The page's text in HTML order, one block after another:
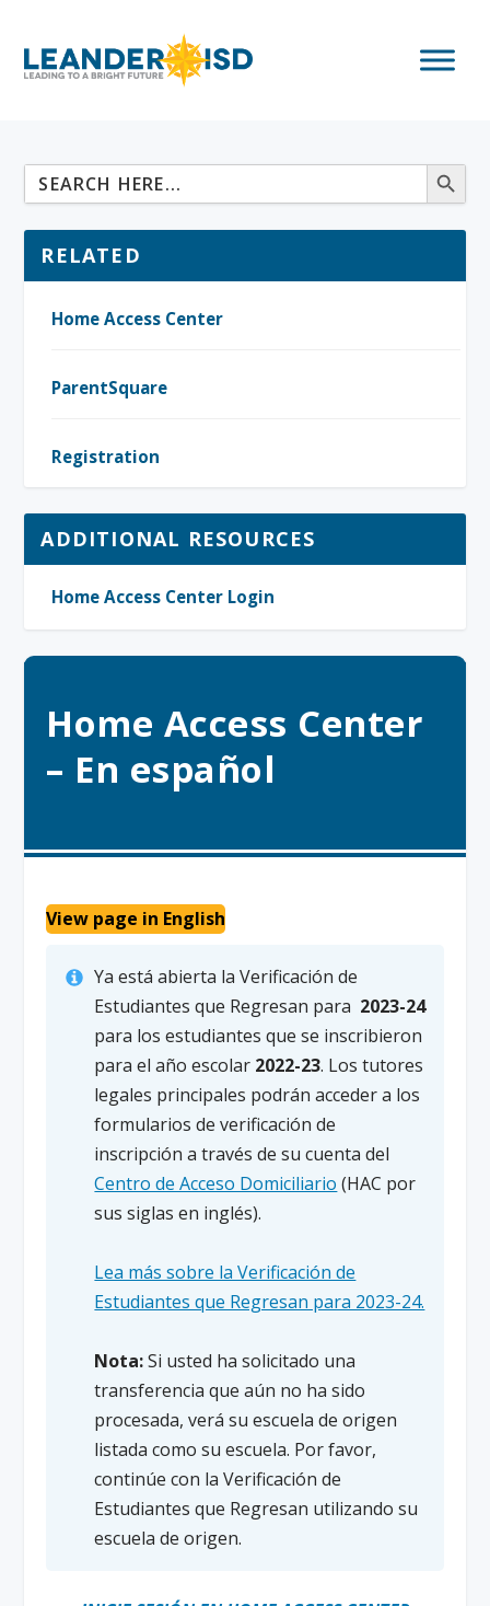
Home Access Center
– En español
View page in English
Ya está abierta la Verificación de
Estudiantes que Regresan para 2023-24
para los estudiantes que se inscribieron
para el año escolar 2022-23. Los tutores
legales principales podrán acceder a los
formularios de verificación de
inscripción a través de su cuenta del
Centro de Acceso Domiciliario (HAC por
sus siglas en inglés).
Lea más sobre la Verificación de
Estudiantes que Regresan para 2023-24.
Nota:Si usted ha solicitado una
transferencia que aún no ha sido
procesada, verá su escuela de origen
listada como su escuela. Por favor,
continúe con la Verificación de
Estudiantes que Regresan utilizando su
escuela de origen.
RELATED
Home Access Center
ParentSquare
Registration
ADDITIONAL RESOURCES
Home Access Center Login